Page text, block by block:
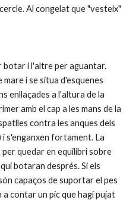
Al congelat que "vesteix"
botar i l'altre per aguantar.
i se situa d'esquenes
enllaçades a l'altura de la
amb el cap a les mans de la
contra les anques dels
s'enganxen fortament. La
quedar en equilibri sobre
botaran després. Si els
capaços de suportar el pes
contar un pic que hagi pujat